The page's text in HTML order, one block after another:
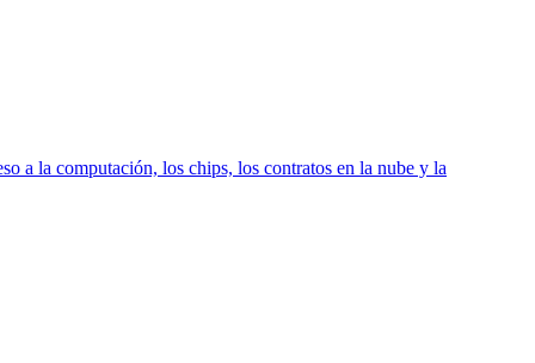
a la computación, los chips, los contratos en la nube y la